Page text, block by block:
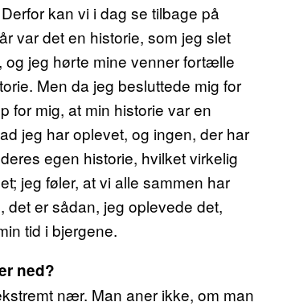
kan vi i dag se tilbage på
var det en historie, som jeg slet
jeg hørte mine venner fortælle
Men da jeg besluttede mig for
for mig, at min historie var en
jeg har oplevet, og ingen, der har
egen historie, hvilket virkelig
jeg føler, at vi alle sammen har
det er sådan, jeg oplevede det,
tid i bjergene.
ned?
nær. Man aner ikke, om man